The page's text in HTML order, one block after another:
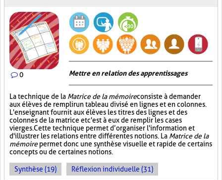
0 Mettre en relation des apprentissages
La technique de la Matrice de la mémoireconsiste à demander
aux élèves de remplir un tableau divisé en lignes et en colonnes.
L'enseignant fournit aux élèves les titres des lignes et des
colonnes de la matrice et c'est à eux de remplir les cases
vierges. Cette technique permet d’organiser l'information et
d'illustrer les relations entre différentes notions. La Matrice de la
mémoirepermet donc une synthèse visuelle et rapide de certains
concepts ou de certaines notions.
Synthèse (19) Réflexion individuelle (31)